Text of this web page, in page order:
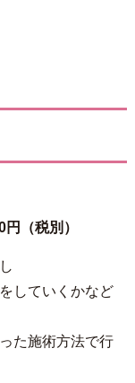
（税別）
していくかなど
た施術方法で行